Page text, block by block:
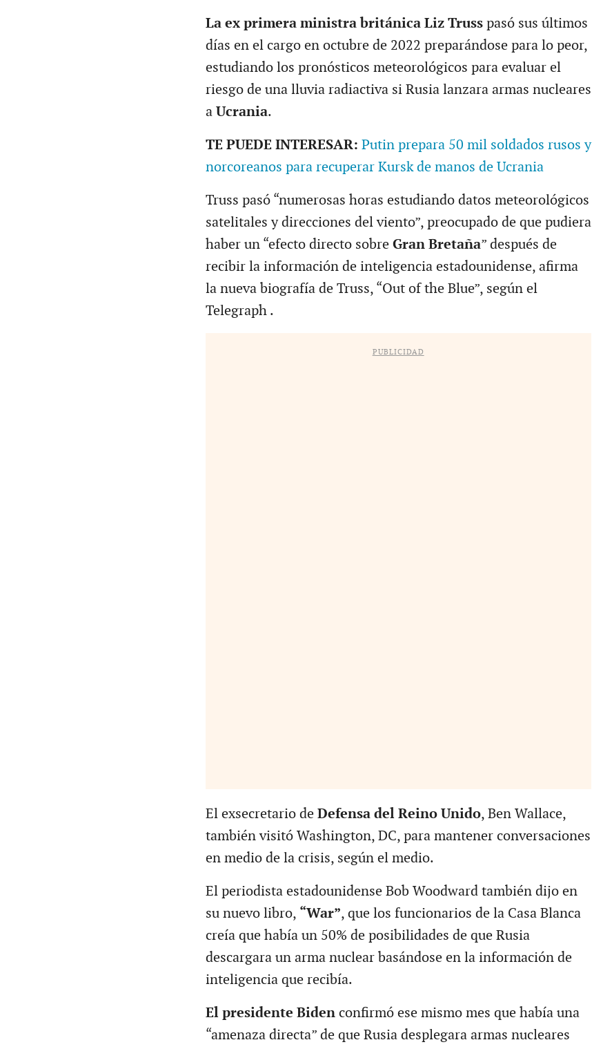
La ex primera ministra británica Liz Trusspasó sus últimos
días en el cargo en octubre de 2022 preparándose para lo peor,
estudiando los pronósticos meteorológicos para evaluar el
riesgo de una lluvia radiactiva si Rusia lanzara armas nucleares
a Ucrania.
TE PUEDE INTERESAR: Putin prepara 50 mil soldados rusos y
norcoreanos para recuperar Kursk de manos de Ucrania
Truss pasó “numerosas horas estudiando datos meteorológicos
satelitales y direcciones del viento”, preocupado de que pudiera
haber un “efecto directo sobre Gran Bretaña” después de
recibir la información de inteligencia estadounidense, afirma
la nueva biografía de Truss, “Out of the Blue”, según el
Telegraph .
PUBLICIDAD
El exsecretario deDefensa del Reino Unido, Ben Wallace,
también visitó Washington, DC, para mantener conversaciones
en medio de la crisis, según el medio.
El periodista estadounidense Bob Woodward también dijo en
su nuevo libro, “War”, que los funcionarios de la Casa Blanca
creía que había un 50% de posibilidades de que Rusia
descargara un arma nuclear basándose en la información de
inteligencia que recibía.
El presidente Bidenconfirmó ese mismo mes que había una
“amenaza directa” de que Rusia desplegara armas nucleares